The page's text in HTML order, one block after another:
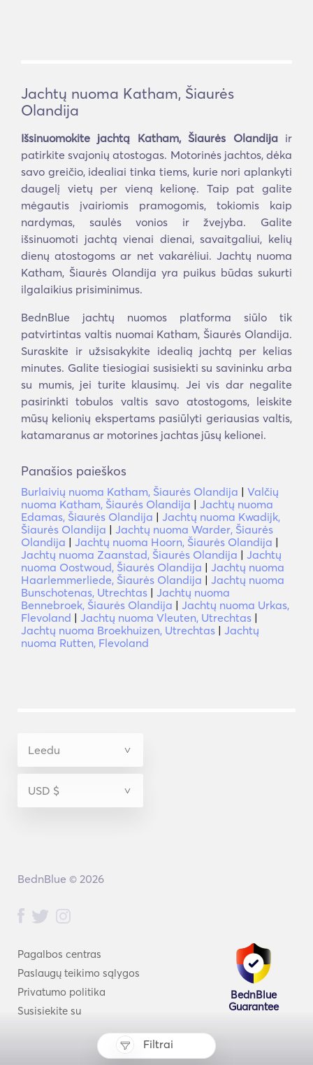
Filtrai
Jachtų nuoma Katham, Šiaurės
Olandija
Išsinuomokite jachtą Katham, Šiaurės Olandijair
patirkite svajonių atostogas. Motorinės jachtos, dėka
savo greičio, idealiai tinka tiems, kurie nori aplankyti
daugelį vietų per vieną kelionę. Taip pat galite
mėgautis įvairiomis pramogomis, tokiomis kaip
nardymas, saulės vonios ir žvejyba. Galite
išsinuomoti jachtą vienai dienai, savaitgaliui, kelių
dienų atostogoms ar net vakarėliui. Jachtų nuoma
Katham, Šiaurės Olandija yra puikus būdas sukurti
ilgalaikius prisiminimus.
BednBlue jachtų nuomos platforma siūlo tik
patvirtintas valtis nuomai Katham, Šiaurės Olandija.
Suraskite ir užsisakykite idealią jachtą per kelias
minutes. Galite tiesiogiai susisiekti su savininku arba
su mumis, jei turite klausimų. Jei vis dar negalite
pasirinkti tobulos valtis savo atostogoms, leiskite
mūsų kelionių ekspertams pasiūlyti geriausias valtis,
katamaranus ar motorines jachtas jūsų kelionei.
Panašios paieškos
Burlaivių nuoma Katham, Šiaurės Olandija | Valčių
nuoma Katham, Šiaurės Olandija | Jachtų nuoma
Edamas, Šiaurės Olandija | Jachtų nuoma Kwadijk,
Šiaurės Olandija | Jachtų nuoma Warder, Šiaurės
Olandija | Jachtų nuoma Hoorn, Šiaurės Olandija |
Jachtų nuoma Zaanstad, Šiaurės Olandija | Jachtų
nuoma Oostwoud, Šiaurės Olandija | Jachtų nuoma
Haarlemmerliede, Šiaurės Olandija | Jachtų nuoma
Bunschotenas, Utrechtas | Jachtų nuoma
Bennebroek, Šiaurės Olandija | Jachtų nuoma Urkas,
Flevoland | Jachtų nuoma Vleuten, Utrechtas |
Jachtų nuoma Broekhuizen, Utrechtas | Jachtų
nuoma Rutten, Flevoland
Pagalbos centras
Paslaugų teikimo sąlygos
Privatumo politika
Susisiekite su
BednBlue
Guarantee
BednBlue © 2026